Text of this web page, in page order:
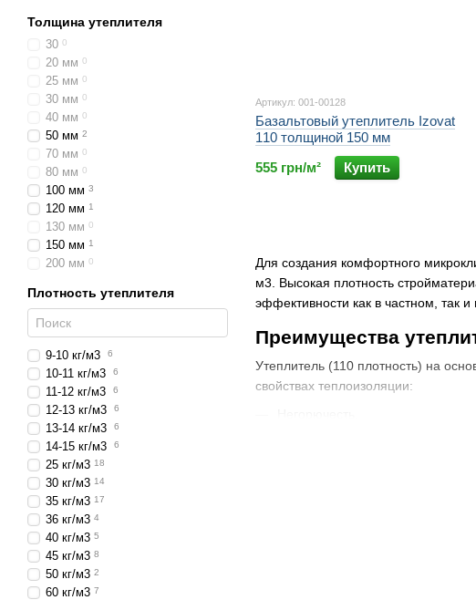
Для создания комфортного
м3. Высокая плотность
эффективности как в частном, так
Преимущества
Утеплитель (110 плотность) на
свойствах теплоизоляции:
Артикул: 001-00128
Базальтовый утеплитель Izovat
110 толщиной 150 мм
555 грн/м²
Купить
Толщина утеплителя
30 0
20 мм 0
25 мм 0
30 мм 0
40 мм 0
50 мм 2
70 мм 0
80 мм 0
100 мм 3
120 мм 1
130 мм 0
150 мм 1
200 мм 0
Плотность утеплителя
9-10 кг/м3 6
10-11 кг/м3 6
11-12 кг/м3 6
12-13 кг/м3 6
13-14 кг/м3 6
14-15 кг/м3 6
25 кг/м3 18
30 кг/м3 14
35 кг/м3 17
36 кг/м3 4
40 кг/м3 5
45 кг/м3 8
50 кг/м3 2
60 кг/м3 7